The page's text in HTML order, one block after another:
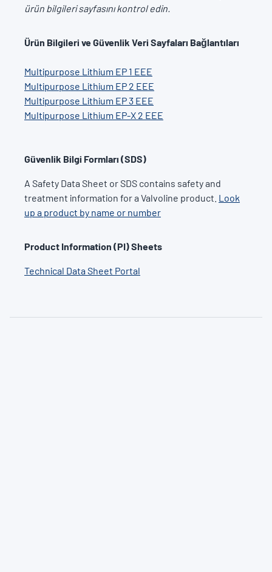
ürün bilgileri sayfasını kontrol edin.
Ürün Bilgileri ve Güvenlik Veri Sayfaları Bağlantıları
Multipurpose Lithium EP 1 EEE
Multipurpose Lithium EP 2 EEE
Multipurpose Lithium EP 3 EEE
Multipurpose Lithium EP-X 2 EEE
Güvenlik Bilgi Formları (SDS)
A Safety Data Sheet or SDS contains safety and
treatment information for a Valvoline product. Look
up a product by name or number
Product Information (PI) Sheets
Technical Data Sheet Portal